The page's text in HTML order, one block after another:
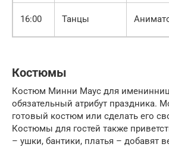
16:00 Танцы
Костюмы
Костюм Минни Маус для
обязательный атрибут праздника.
готовый костюм или сделать его
Костюмы для гостей также
– ушки, бантики, платья – добавят